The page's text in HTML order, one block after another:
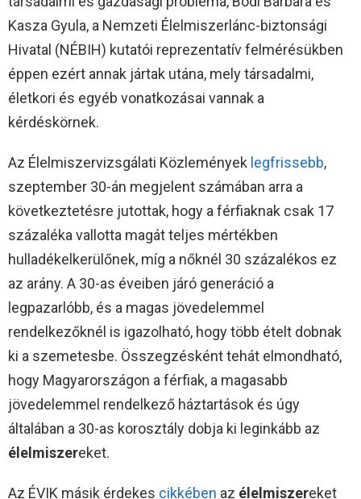
Kasza Gyula, a Nemzeti Élelmiszerlánc-biztonsági
Hivatal (NÉBIH) kutatói reprezentatív felmérésükben
éppen ezért annak jártak utána, mely társadalmi,
életkori és egyéb vonatkozásai vannak a
kérdéskörnek.
Az Élelmiszervizsgálati Közlemények legfrissebb,
szeptember 30-án megjelent számában arra a
következtetésre jutottak, hogy a férfiaknak csak 17
százaléka vallotta magát teljes mértékben
hulladékelkerülőnek, míg a nőknél 30 százalékos ez
az arány. A 30-as éveiben járó generáció a
legpazarlóbb, és a magas jövedelemmel
rendelkezőknél is igazolható, hogy több ételt dobnak
ki a szemetesbe. Összegzésként tehát elmondható,
hogy Magyarországon a férfiak, a magasabb
jövedelemmel rendelkező háztartások és úgy
általában a 30-as korosztály dobja ki leginkább az
élelmiszereket.
Az ÉVIK másik érdekes cikkében az élelmiszereket